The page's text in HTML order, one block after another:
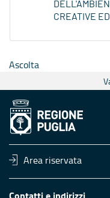
CREATIVE
Ascolta
Area riservata